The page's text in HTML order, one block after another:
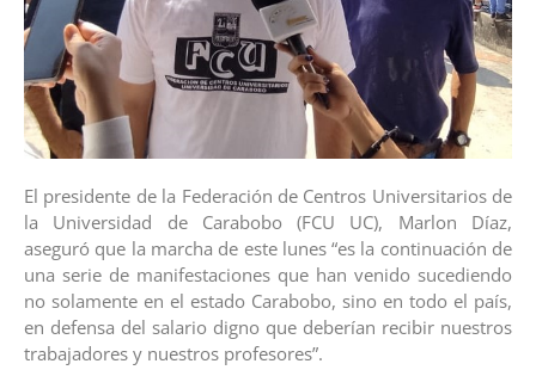
El presidente de la Federación de Centros Universitarios de
la Universidad de Carabobo (FCU UC), Marlon Díaz,
aseguró que la marcha de este lunes “es la continuación de
una serie de manifestaciones que han venido sucediendo
no solamente en el estado Carabobo, sino en todo el país,
en defensa del salario digno que deberían recibir nuestros
trabajadores y nuestros profesores”.